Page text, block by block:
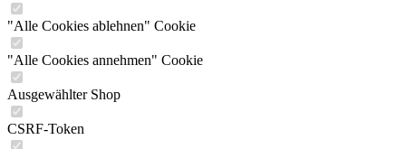
"Alle Cookies ablehnen" Cookie
"Alle Cookies annehmen" Cookie
Ausgewählter Shop
CSRF-Token